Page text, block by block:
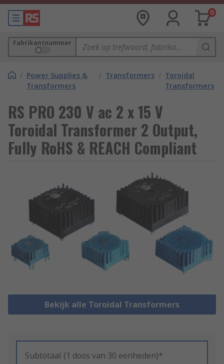
0
Fabrikantnummer
/ Power Supplies &
Transformers
/ Transformers / Toroidal
Transformers
RS PRO 230 V ac 2 x 15 V
Toroidal Transformer 2 Output,
Fully RoHS & REACH Compliant
Bekijk alle Toroidal Transformers
Subtotaal (1 doos van 30 eenheden)*